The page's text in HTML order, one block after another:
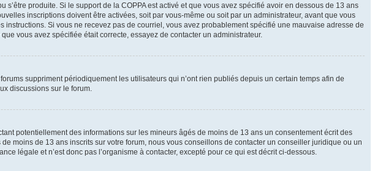
produite. Si le support de la COPPA est activé et que vous avez spécifié avoir en dessous de 13 ans
inscriptions doivent être activées, soit par vous-même ou soit par un administrateur, avant que vous
Si vous ne recevez pas de courriel, vous avez probablement spécifié une mauvaise adresse de
vous avez spécifiée était correcte, essayez de contacter un administrateur.
suppriment périodiquement les utilisateurs qui n’ont rien publiés depuis un certain temps afin de
discussions sur le forum.
potentiellement des informations sur les mineurs âgés de moins de 13 ans un consentement écrit des
moins de 13 ans inscrits sur votre forum, nous vous conseillons de contacter un conseiller juridique ou un
légale et n’est donc pas l’organisme à contacter, excepté pour ce qui est décrit ci-dessous.